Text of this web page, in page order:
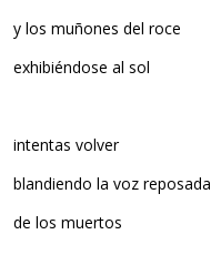
y los muñones del roce
exhibiéndose al sol
intentas volver
blandiendo la voz reposada
de los muertos